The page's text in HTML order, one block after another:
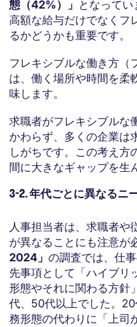
態（42%）」
となってい
高額な給与だけでなくフ
るかどうかも重要です。
フレキシブルな働き方（
は、働く場所や時間を柔
味します。
求職者がフレキシブルな
かわらず、多くの企業は
しがちです。この考え方
間に大きなギャップを生
3-2. 年代ごとに異なるニ
人事担当者は、求職者や
が異なることにも注意が
2024」 の調査では、仕
先事項として「ハイブリ
形態やそれに関わる方
代、50代以上でした。
務形態の代わりに「上司